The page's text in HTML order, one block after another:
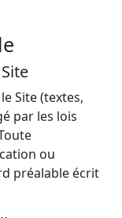
Site (textes,
par les lois
ou
préalable écrit